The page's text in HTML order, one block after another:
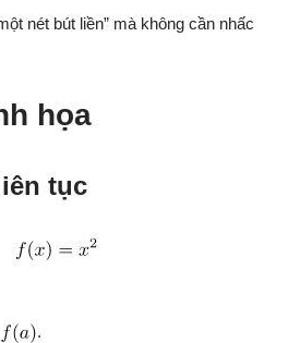
nét bút liền” mà không cần nhấc
họa
tục
.